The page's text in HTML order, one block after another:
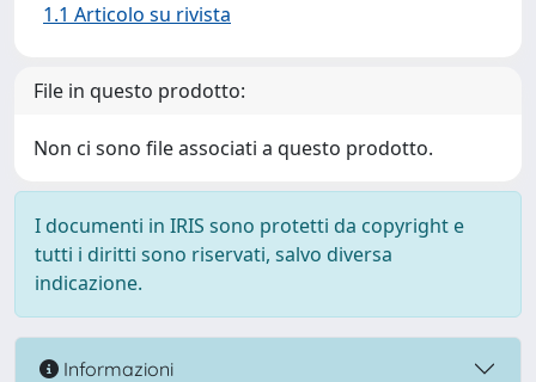
1.1 Articolo su rivista
File in questo prodotto:
Non ci sono file associati a questo prodotto.
I documenti in IRIS sono protetti da copyright e
tutti i diritti sono riservati, salvo diversa
indicazione.
Informazioni